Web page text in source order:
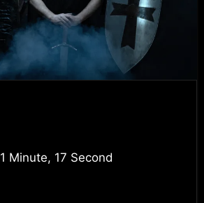
1 Minute, 17 Second